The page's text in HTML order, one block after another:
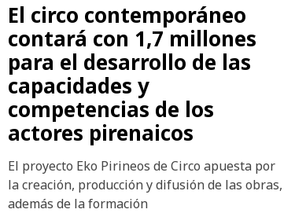
El circo contemporáneo
contará con 1,7 millones
para el desarrollo de las
capacidades y
competencias de los
actores pirenaicos
El proyecto Eko Pirineos de Circo apuesta por
la creación, producción y difusión de las obras,
además de la formación